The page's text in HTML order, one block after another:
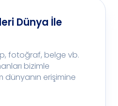
Dünya İle
fotoğraf, belge vb.
bizimle
erişimine